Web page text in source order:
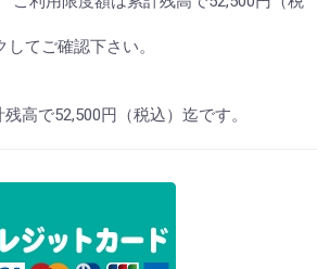
てご確認下さい。
高で52,500円（税込）迄です。